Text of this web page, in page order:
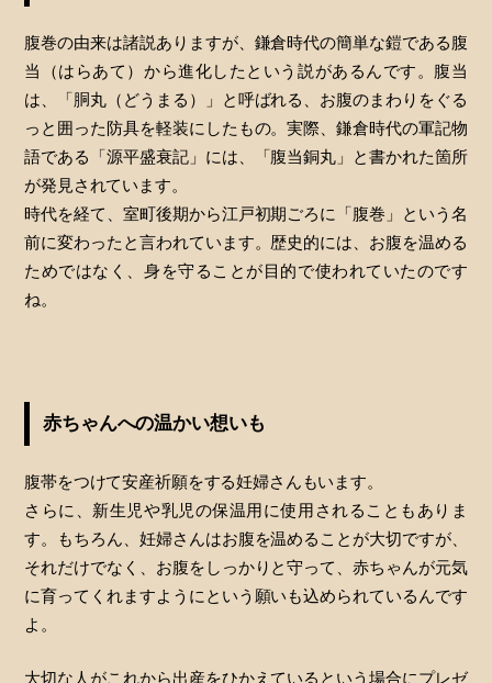
腹巻の由来は諸説ありますが、鎌倉時代の簡単な鎧である腹
当（はらあて）から進化したという説があるんです。腹当
は、「胴丸（どうまる）」と呼ばれる、お腹のまわりをぐる
っと囲った防具を軽装にしたもの。実際、鎌倉時代の軍記物
語である「源平盛衰記」には、「腹当銅丸」と書かれた箇所
が発見されています。
時代を経て、室町後期から江戸初期ごろに「腹巻」という名
前に変わったと言われています。歴史的には、お腹を温める
ためではなく、身を守ることが目的で使われていたのです
ね。
赤ちゃんへの温かい想いも
腹帯をつけて安産祈願をする妊婦さんもいます。
さらに、新生児や乳児の保温用に使用されることもありま
す。もちろん、妊婦さんはお腹を温めることが大切ですが、
それだけでなく、お腹をしっかりと守って、赤ちゃんが元気
に育ってくれますようにという願いも込められているんです
よ。
大切な人がこれから出産をひかえているという場合にプレゼ